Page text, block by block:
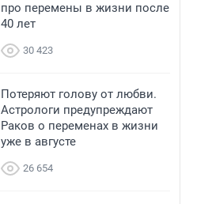
про перемены в жизни после
40 лет
30 423
Потеряют голову от любви.
Астрологи предупреждают
Раков о переменах в жизни
уже в августе
26 654